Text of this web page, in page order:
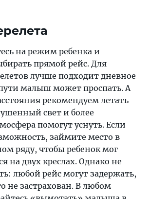
на режим ребенка и
прямой рейс. Для
лучше подходит дневное
малыш может проспать. А
рекомендуем летать
свет и более
помогут уснуть. Если
займите место в
ряду, чтобы ребенок мог
на двух креслах. Однако не
любой рейс могут задержать,
не застрахован. В любом